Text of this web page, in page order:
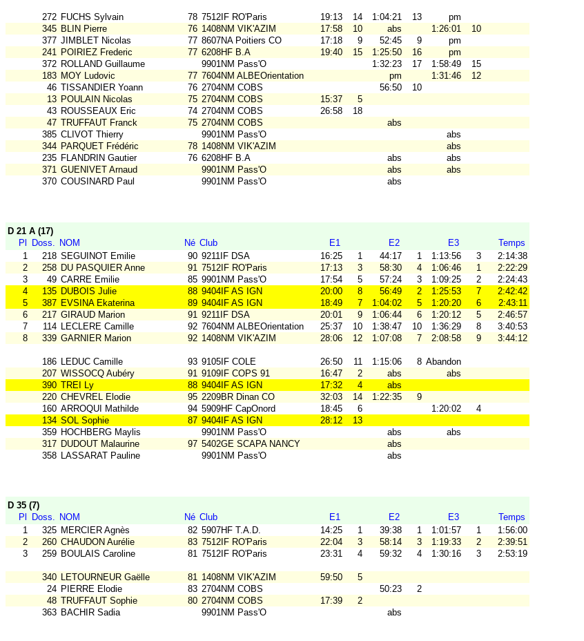
272 FUCHS Sylvain 78 7512IF RO'Paris 19:13 14 1:04:21 13
pm
345 BLIN Pierre 76 1408NM VIK'AZIM 17:58 10 abs 1:26:01
10
377 JIMBLET Nicolas 77 8607NA Poitiers CO 17:18 9 52:45 9
pm
241 POIRIEZ Frederic 77 6208HF B.A 19:40 15 1:25:50 16
pm
372 ROLLAND Guillaume 9901NM Pass'O 1:32:23 17 1:58:49
15
183 MOY Ludovic 77 7604NM ALBEOrientation pm 1:31:46
12
46 TISSANDIER Yoann 76 2704NM COBS 56:50
10
13 POULAIN Nicolas 75 2704NM COBS 15:37
5
43 ROUSSEAUX Eric 74 2704NM COBS 26:58
18
47 TRUFFAUT Franck 75 2704NM COBS
abs
385 CLIVOT Thierry 9901NM Pass'O
abs
344 PARQUET Frédéric 78 1408NM VIK'AZIM
abs
235 FLANDRIN Gautier 76 6208HF B.A abs
abs
371 GUENIVET Arnaud 9901NM Pass'O abs
abs
370 COUSINARD Paul 9901NM Pass'O abs
D 21 A (17)
Pl
Doss. NOM Né Club E1 E2 E3
Temps
1
218 SEGUINOT Emilie 90 9211IF DSA 16:25 1 44:17 1 1:13:56 3
2:14:38
2
258 DU PASQUIER Anne 91 7512IF RO'Paris 17:13 3 58:30 4 1:06:46 1
2:22:29
3
49 CARRE Emilie 85 9901NM Pass'O 17:54 5 57:24 3 1:09:25 2
2:24:43
4
135 DUBOIS Julie 88 9404IF AS IGN 20:00 8 56:49 2 1:25:53 7
2:42:42
5
387 EVSINA Ekaterina 89 9404IF AS IGN 18:49 7 1:04:02 5 1:20:20 6
2:43:11
6
217 GIRAUD Marion 91 9211IF DSA 20:01 9 1:06:44 6 1:20:12 5
2:46:57
7
114 LECLERE Camille 92 7604NM ALBEOrientation 25:37 10 1:38:47 10 1:36:29 8
3:40:53
8
339 GARNIER Marion 92 1408NM VIK'AZIM 28:06 12 1:07:08 7 2:08:58 9 3:44:12
186 LEDUC Camille 93 9105IF COLE 26:50 11 1:15:06 8 Abandon
207 WISSOCQ Aubéry 91 9109IF COPS 91 16:47 2 abs
abs
390 TREI Ly 88 9404IF AS IGN 17:32 4
abs
220 CHEVREL Elodie 95 2209BR Dinan CO 32:03 14 1:22:35
9
160 ARROQUI Mathilde 94 5909HF CapOnord 18:45 6 1:20:02
4
134 SOL Sophie 87 9404IF AS IGN 28:12
13
359 HOCHBERG Maylis 9901NM Pass'O abs
abs
317 DUDOUT Malaurine 97 5402GE SCAPA NANCY
abs
358 LASSARAT Pauline 9901NM Pass'O abs
D 35 (7)
Pl
Doss. NOM Né Club E1 E2 E3
Temps
1
325 MERCIER Agnès 82 5907HF T.A.D. 14:25 1 39:38 1 1:01:57 1
1:56:00
2
260 CHAUDON Aurélie 83 7512IF RO'Paris 22:04 3 58:14 3 1:19:33 2
2:39:51
3
259 BOULAIS Caroline 81 7512IF RO'Paris 23:31 4 59:32 4 1:30:16 3 2:53:19
340 LETOURNEUR Gaëlle 81 1408NM VIK'AZIM 59:50
5
24 PIERRE Elodie 83 2704NM COBS 50:23
2
48 TRUFFAUT Sophie 80 2704NM COBS 17:39
2
363 BACHIR Sadia 9901NM Pass'O abs